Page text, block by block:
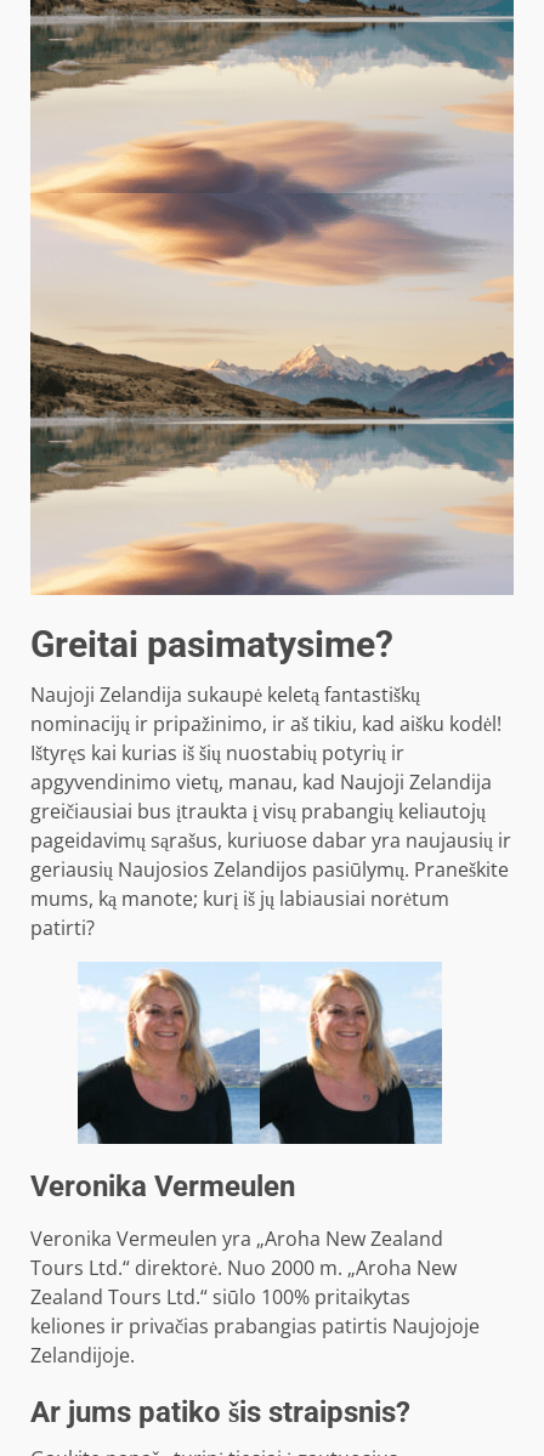
Greitai pasimatysime?
Naujoji Zelandija sukaupė keletą fantastiškų
nominacijų ir pripažinimo, ir aš tikiu, kad aišku kodėl!
Ištyręs kai kurias iš šių nuostabių potyrių ir
apgyvendinimo vietų, manau, kad Naujoji Zelandija
greičiausiai bus įtraukta į visų prabangių keliautojų
pageidavimų sąrašus, kuriuose dabar yra naujausių ir
geriausių Naujosios Zelandijos pasiūlymų. Praneškite
mums, ką manote; kurį iš jų labiausiai norėtum
patirti?
Veronika Vermeulen
Veronika Vermeulen yra „Aroha New Zealand
Tours Ltd.“ direktorė. Nuo 2000 m. „Aroha New
Zealand Tours Ltd.“ siūlo 100% pritaikytas
keliones ir privačias prabangias patirtis Naujojoje
Zelandijoje.
Ar jums patiko šis straipsnis?